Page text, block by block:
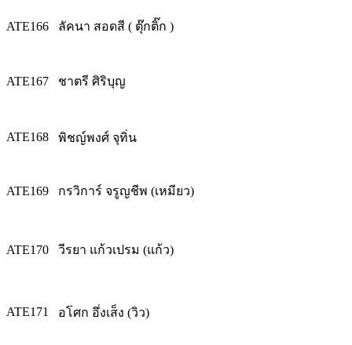
ATE166 ลัคนา สอดสี ( ตุ๊กติ๊ก )
ATE167 ชาตรี ศิริบุญ
ATE168 พิชญ์พงศ์ จุทิ่น
ATE169 กรวิการ์ จรูญชีพ (เหมียว)
ATE170 วีรยา แก้วเปรม (แก้ว)
ATE171 อโศก อึ่งเส็ง (วิว)